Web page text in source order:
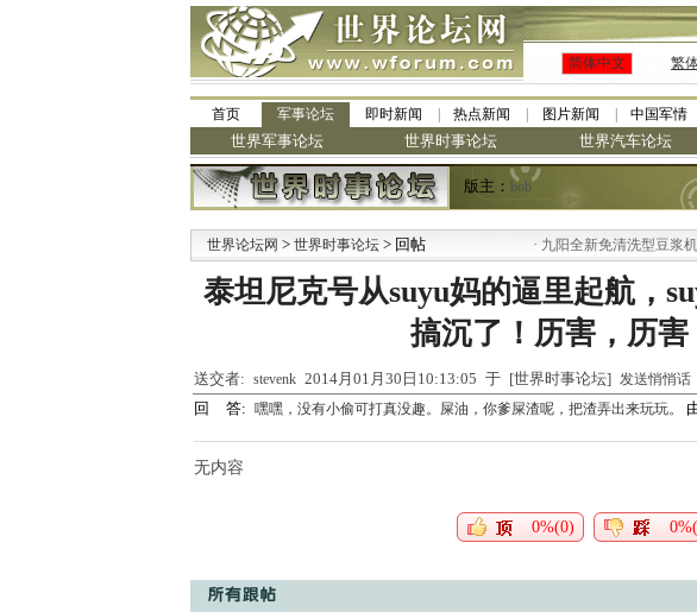
简体中文 繁
首页 军事论坛 即时新闻 热点新闻 图片新闻 中国军情
世界军事论坛 世界时事论坛 世界汽车论坛
版主： bob
世界论坛网 > 世界时事论坛 > 回帖 九阳全新免清洗型豆浆机
泰坦尼克号从suyu妈的逼里起航，
搞沉了！历害，历害
送交者: stevenk 2014月01月30日10:13:05 于 [世界时事论坛] 发送悄悄话
回 答: 嘿嘿，没有小偷可打真没趣。屎油，你爹屎渣呢，把渣弄出来玩玩。
无内容
0%(0)